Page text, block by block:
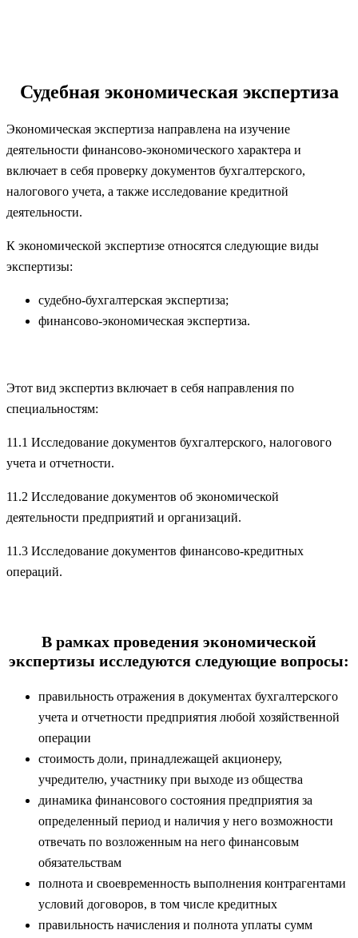
Судебная экономическая экспертиза
Экономическая экспертиза направлена на изучение
деятельности финансово-экономического характера и
включает в себя проверку документов бухгалтерского,
налогового учета, а также исследование кредитной
деятельности.
К экономической экспертизе относятся следующие виды
экспертизы:
судебно-бухгалтерская экспертиза;
финансово-экономическая экспертиза.
Этот вид экспертиз включает в себя направления по
специальностям:
11.1 Исследование документов бухгалтерского, налогового
учета и отчетности.
11.2 Исследование документов об экономической
деятельности предприятий и организаций.
11.3 Исследование документов финансово-кредитных
операций.
В рамках проведения экономической
экспертизы исследуются следующие вопросы:
правильность отражения в документах бухгалтерского
учета и отчетности предприятия любой хозяйственной
операции
стоимость доли, принадлежащей акционеру,
учредителю, участнику при выходе из общества
динамика финансового состояния предприятия за
определенный период и наличия у него возможности
отвечать по возложенным на него финансовым
обязательствам
полнота и своевременность выполнения контрагентами
условий договоров, в том числе кредитных
правильность начисления и полнота уплаты сумм